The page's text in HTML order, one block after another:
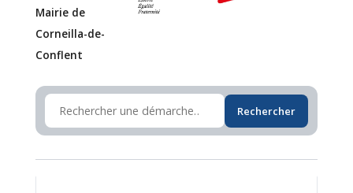
Mairie de
Corneilla-de-
Conflent
Rechercher